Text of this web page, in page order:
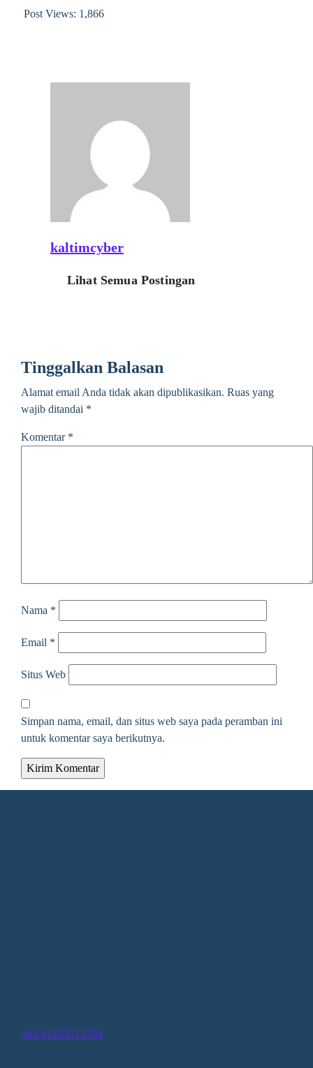
Post Views: 1,866
kaltimcyber
Lihat Semua Postingan
Tinggalkan Balasan
Alamat email Anda tidak akan dipublikasikan. Ruas yang
wajib ditandai *
Komentar *
Nama *
Email *
Situs Web
Simpan nama, email, dan situs web saya pada peramban ini
untuk komentar saya berikutnya.
+62 81253312354